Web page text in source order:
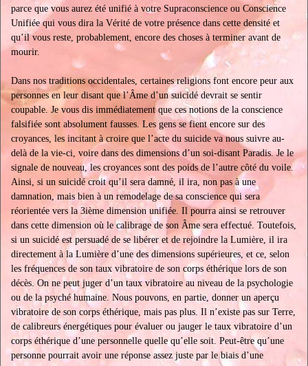
parce que vous aurez été unifié à votre Supraconscience ou Conscience
Unifiée qui vous dira la Vérité de votre présence dans cette densité et
qu’il vous reste, probablement, encore des choses à terminer avant de
mourir.
Dans nos traditions occidentales, certaines religions font encore peur aux
personnes en leur disant que l’Âme d’un suicidé devrait se sentir
coupable. Je vous dis immédiatement que ces notions de la conscience
falsifiée sont absolument fausses. Les gens se fient encore sur des
croyances, les incitant à croire que l’acte du suicide va nous suivre au-
delà de la vie-ci, voire dans des dimensions d’un soi-disant Paradis. Je le
signale de nouveau, les croyances sont des poids de l’autre côté du voile.
Ainsi, si un suicidé croit qu’il sera damné, il ira, non pas à une
damnation, mais bien à un remodelage de sa conscience qui sera
réorientée vers la 3ième dimension unifiée. Il pourra ainsi se retrouver
dans cette dimension où le calibrage de son Âme sera effectué. Toutefois,
si un suicidé est persuadé de se libérer et de rejoindre la Lumière, il ira
directement à la Lumière d’une des dimensions supérieures, et ce, selon
les fréquences de son taux vibratoire de son corps éthérique lors de son
décès. On ne peut juger d’un taux vibratoire au niveau de la psychologie
ou de la psyché humaine. Nous pouvons, en partie, donner un aperçu
vibratoire de son corps éthérique, mais pas plus. Il n’existe pas sur Terre,
de calibreurs énergétiques pour évaluer ou jauger le taux vibratoire d’un
corps éthérique d’une personnelle quelle qu’elle soit. Peut-être qu’une
personne pourrait avoir une réponse assez juste par le biais d’une